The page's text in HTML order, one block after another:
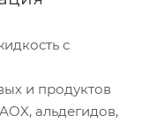
с
и продуктов
альдегидов,